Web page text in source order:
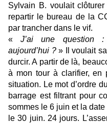
Sylvain B. voulait
repartir le bureau de la
par trancher dans le vif.
«J’ai une question
aujourd’hui ?» Il voulait
durcir. A partir de là,
à mon tour à clarifier, en
situation. Le mot d’ordre
barrage est filtrant pour
sommes le 6 juin et la
le 30 juin. 24 jours.